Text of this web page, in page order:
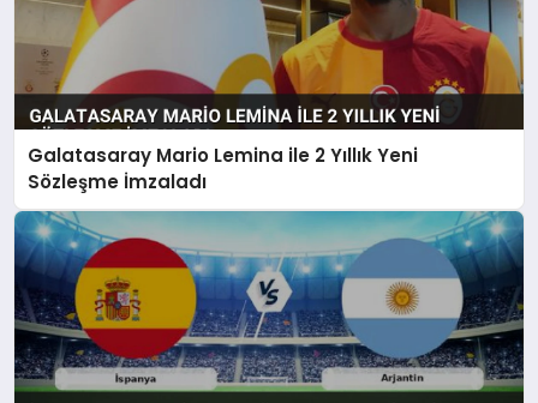
Galatasaray Mario Lemina ile 2 Yıllık Yeni
Sözleşme İmzaladı